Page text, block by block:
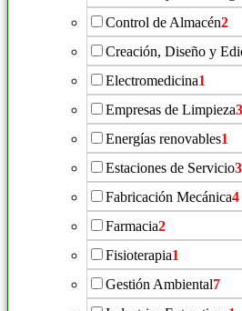
Control de Almacén2
Creación, Diseño y
Electromedicina1
Empresas de Limpieza3
Energías renovables1
Estaciones de Servicio3
Fabricación Mecánica4
Farmacia2
Fisioterapia1
Gestión Ambiental7